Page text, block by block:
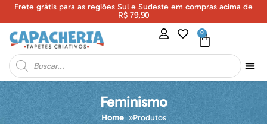
Frete grátis para as regiões Sul e Sudeste em compras acima de
R$ 79,90
0
Feminismo
Home»Produtos